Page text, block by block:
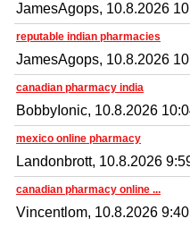
JamesAgops, 10.8.2026
reputable indian pharmacies
JamesAgops, 10.8.2026
canadian pharmacy india
BobbyIonic, 10.8.2026
mexico online pharmacy
Landonbrott, 10.8.2026
canadian pharmacy online ...
Vincentlom, 10.8.2026